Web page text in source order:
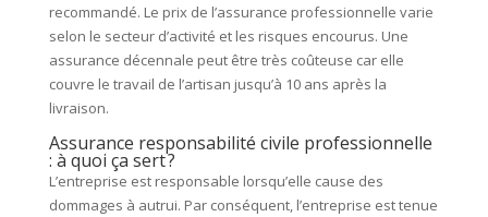
recommandé. Le prix de l’assurance professionnelle varie
selon le secteur d’activité et les risques encourus. Une
assurance décennale peut être très coûteuse car elle
couvre le travail de l’artisan jusqu’à 10 ans après la
livraison.
Assurance responsabilité civile professionnelle
: à quoi ça sert ?
L’entreprise est responsable lorsqu’elle cause des
dommages à autrui. Par conséquent, l’entreprise est tenue